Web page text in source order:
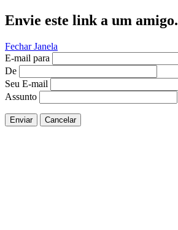
Envie este link a um amigo.
Fechar Janela
E-mail para
De
Seu E-mail
Assunto
Enviar Cancelar